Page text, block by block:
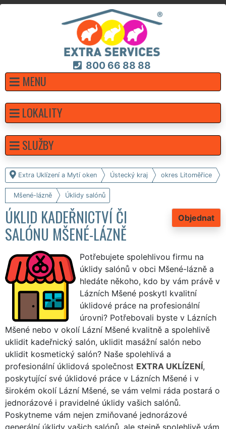
800 66 88 88
MENU
Extra Uklízení a Mytí oken Ústecký kraj okres Litoměřice
Mšené-lázně Úklidy salónů
Objednat
ÚKLID KADEŘNICTVÍ ČI
SALÓNU MŠENÉ-LÁZNĚ
Potřebujete spolehlivou firmu na
úklidy salónů v obci Mšené-lázně a
hledáte někoho, kdo by vám právě v
Lázních Mšené poskytl kvalitní
úklidové práce na profesionální
úrovni? Potřebovali byste v Lázních
Mšené nebo v okolí Lázní Mšené kvalitně a spolehlivě
uklidit kadeřnický salón, uklidit masážní salón nebo
uklidit kosmetický salón? Naše spolehlivá a
profesionální úklidová společnost EXTRA UKLÍZENÍ,
poskytující své úklidové práce v Lázních Mšené i v
širokém okolí Lázní Mšené, se vám velmi ráda postará o
jednorázové i pravidelné úklidy vašich salónů.
Poskytneme vám nejen zmiňované jednorázové
generální úklidy vašich salónů, ale stejně spolehlivě vám
LOKALITY
SLUŽBY